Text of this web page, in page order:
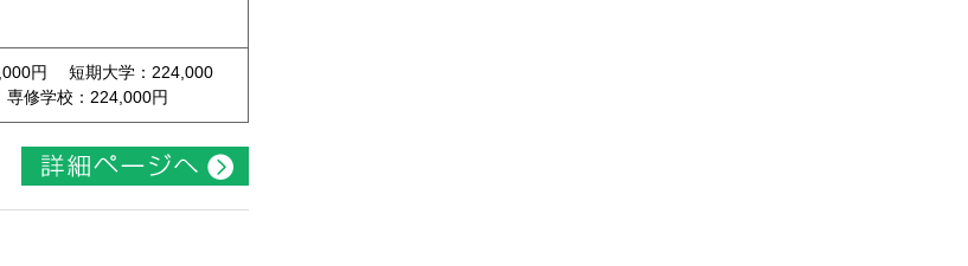
円 短期大学：224,000
修学校：224,000円